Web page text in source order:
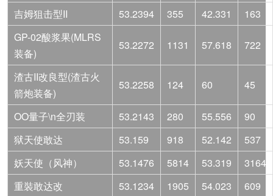
吉姆狙击型II
53.2394 355 42.331
163
GP-02酸浆果(MLRS
装备)
53.2272 1131 57.618 722
渣古II改良型(渣古火
箭炮装备)
53.2258 124 60 45
OO量子\n全刃装 53.2143 280 55.556
90
狱天使敢达
53.159 918 52.142
537
妖天使（风神）
53.1476 5814 53.319
3164
重裝敢达改
53.1234 1905 54.023 609